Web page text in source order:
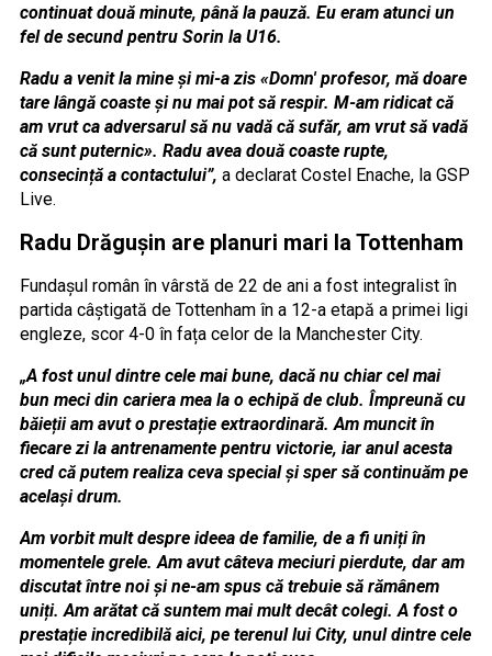
continuat două minute, până la pauză. Eu eram atunci un
fel de secund pentru Sorin la U16.
Radu a venit la mine și mi-a zis «Domn' profesor, mă doare
tare lângă coaste și nu mai pot să respir. M-am ridicat că
am vrut ca adversarul să nu vadă că sufăr, am vrut să vadă
că sunt puternic». Radu avea două coaste rupte,
consecință a contactului”, a declarat Costel Enache, la GSP
Live.
Radu Drăgușin are planuri mari la Tottenham
Fundașul român în vârstă de 22 de ani a fost integralist în
partida câștigată de Tottenham în a 12-a etapă a primei ligi
engleze, scor 4-0 în fața celor de la Manchester City.
„A fost unul dintre cele mai bune, dacă nu chiar cel mai
bun meci din cariera mea la o echipă de club. Împreună cu
băieții am avut o prestație extraordinară. Am muncit în
fiecare zi la antrenamente pentru victorie, iar anul acesta
cred că putem realiza ceva special și sper să continuăm pe
același drum.
Am vorbit mult despre ideea de familie, de a fi uniți în
momentele grele. Am avut câteva meciuri pierdute, dar am
discutat între noi și ne-am spus că trebuie să rămânem
uniți. Am arătat că suntem mai mult decât colegi. A fost o
prestație incredibilă aici, pe terenul lui City, unul dintre cele